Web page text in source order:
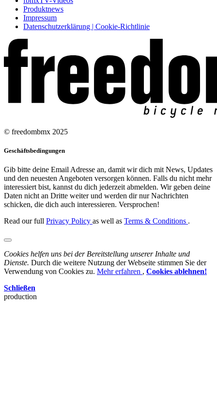
Produktnews
Impressum
Datenschutzerklärung | Cookie-Richtlinie
© freedombmx 2025
Geschäftsbedingungen
Gib bitte deine Email Adresse an, damit wir dich mit News, Updates
und den neuesten Angeboten versorgen können. Falls du nicht mehr
interessiert bist, kannst du dich jederzeit abmelden. Wir geben deine
Daten nicht an Dritte weiter und werden dir nur Nachrichten
schicken, die dich auch interessieren. Versprochen!
Read our full Privacy Policy as well as Terms & Conditions .
Cookies helfen uns bei der Bereitstellung unserer Inhalte und
Dienste. Durch die weitere Nutzung der Webseite stimmen Sie der
Verwendung von Cookies zu. Mehr erfahren , Cookies ablehnen!
Schließen
production